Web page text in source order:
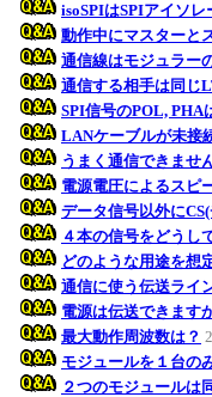
isoSPIはSPIアイソ
動作中にマスターと
通信線はモジュラー
通信する相手は同じ
SPI信号のPOL, PHA
LANケーブルが未接
うまく通信できません
電源電圧によるスピ
データ信号以外に
４本の信号をどうし
どのような用途を想
通信に使う伝送ライ
電源は伝送できます
最大動作周波数は？
モジュールを１台の
２つのモジュールは